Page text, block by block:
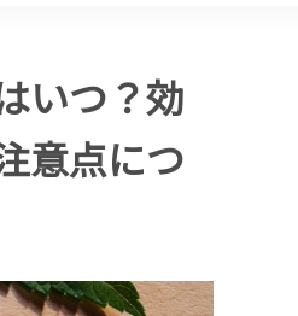
いつ？効
意点につ